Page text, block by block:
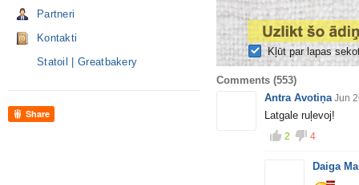
Partneri
Kontakti
Statoil | Greatbakery
Share
Kļūt par lapas
Comments (553)
Antra Avotiņa Jun
Latgale ruļevoj!
2 4
Daiga